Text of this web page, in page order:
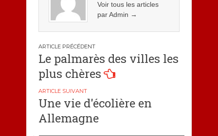
Voir tous les articles
par Admin →
Navigation
de
l’article
Le palmarès des villes les
plus chères
Une vie d'écolière en
Allemagne